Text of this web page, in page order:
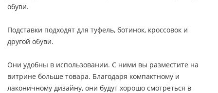
обуви.
Подставки подходят для туфель, ботинок, кроссовок и
другой обуви.
Они удобны в использовании. С ними вы разместите на
витрине больше товара. Благодаря компактному и
лаконичному дизайну, они будут хорошо смотреться в